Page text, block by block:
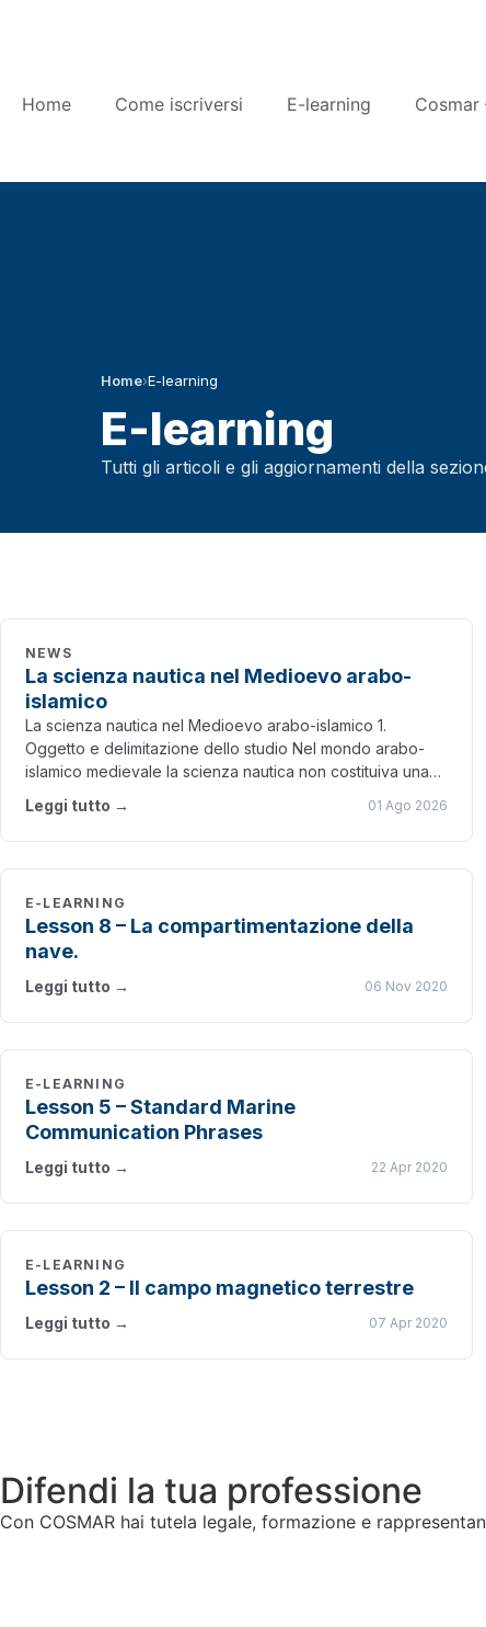
Home Come iscriversi E-learning Cosmar
Home›E-learning
E-learning
Tutti gli articoli e gli aggiornamenti della
NEWS
La scienza nautica nel Medioevo arabo-
islamico
La scienza nautica nel Medioevo arabo-islamico 1.
Oggetto e delimitazione dello studio Nel mondo arabo-
islamico medievale la scienza nautica non costituiva una
disciplina autonoma…
Leggi tutto → 01 Ago 2026
E-LEARNING
Lesson 8 – La compartimentazione della
nave.
Leggi tutto → 06 Nov 2020
E-LEARNING
Lesson 5 – Standard Marine
Communication Phrases
Leggi tutto → 22 Apr 2020
E-LEARNING
Lesson 2 – Il campo magnetico terrestre
Leggi tutto → 07 Apr 2020
Difendi la tua professione
Con COSMAR hai tutela legale, formazione e